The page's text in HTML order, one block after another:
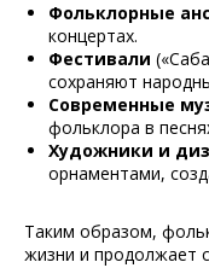
Фольклорные
концертах.
Фестивали
сохраняют
Современные
фольклора в
Художники и
орнаментами,
Таким образом,
жизни и продолжает